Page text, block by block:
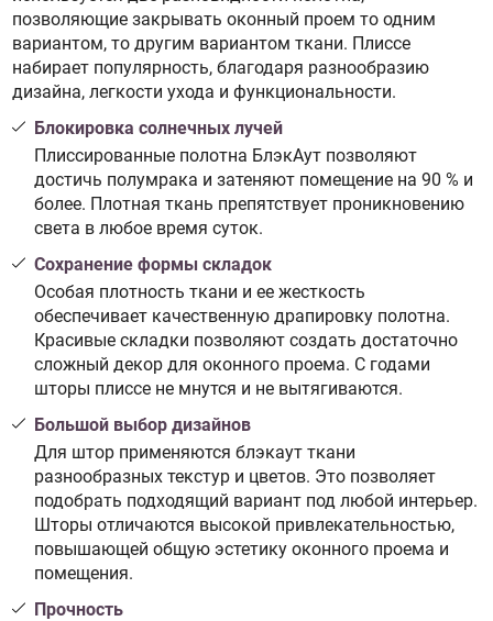
позволяющие закрывать оконный проем то одним
вариантом, то другим вариантом ткани. Плиссе
набирает популярность, благодаря разнообразию
дизайна, легкости ухода и функциональности.
Блокировка солнечных лучей
Плиссированные полотна БлэкАут позволяют
достичь полумрака и затеняют помещение на 90 % и
более. Плотная ткань препятствует проникновению
света в любое время суток.
Сохранение формы складок
Особая плотность ткани и ее жесткость
обеспечивает качественную драпировку полотна.
Красивые складки позволяют создать достаточно
сложный декор для оконного проема. С годами
шторы плиссе не мнутся и не вытягиваются.
Большой выбор дизайнов
Для штор применяются блэкаут ткани
разнообразных текстур и цветов. Это позволяет
подобрать подходящий вариант под любой интерьер.
Шторы отличаются высокой привлекательностью,
повышающей общую эстетику оконного проема и
помещения.
Прочность